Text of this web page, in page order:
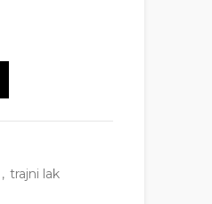
, trajni lak